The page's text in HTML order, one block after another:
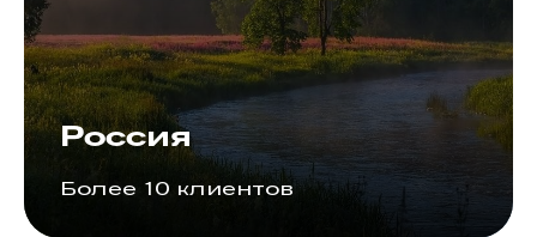
Россия
Более 10 клиентов